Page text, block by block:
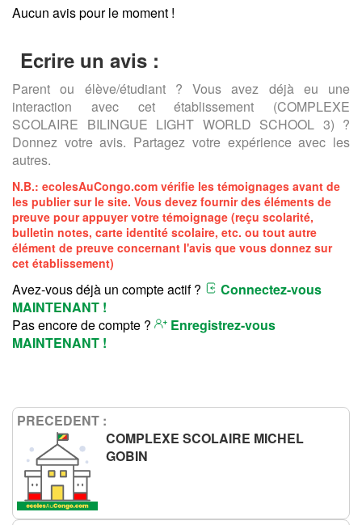
Aucun avis pour le moment !
Ecrire un avis :
Parent ou élève/étudiant ? Vous avez déjà eu une
interaction avec cet établissement (COMPLEXE
SCOLAIRE BILINGUE LIGHT WORLD SCHOOL 3) ?
Donnez votre avis. Partagez votre expérience avec les
autres.
N.B.: ecolesAuCongo.com vérifie les témoignages avant de
les publier sur le site. Vous devez fournir des éléments de
preuve pour appuyer votre témoignage (reçu scolarité,
bulletin notes, carte identité scolaire, etc. ou tout autre
élément de preuve concernant l'avis que vous donnez sur
cet établissement)
Avez-vous déjà un compte actif ?
Connectez-vous
MAINTENANT !
Pas encore de compte ?
Enregistrez-vous
MAINTENANT !
PRECEDENT :
COMPLEXE SCOLAIRE MICHEL
GOBIN